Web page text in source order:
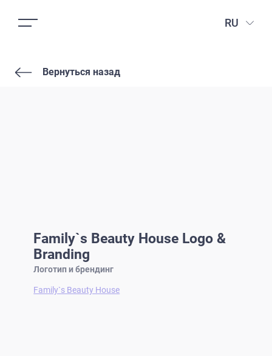
RU
Вернуться назад
Family`s Beauty House Logo &
Branding
Логотип и брендинг
Family`s Beauty House